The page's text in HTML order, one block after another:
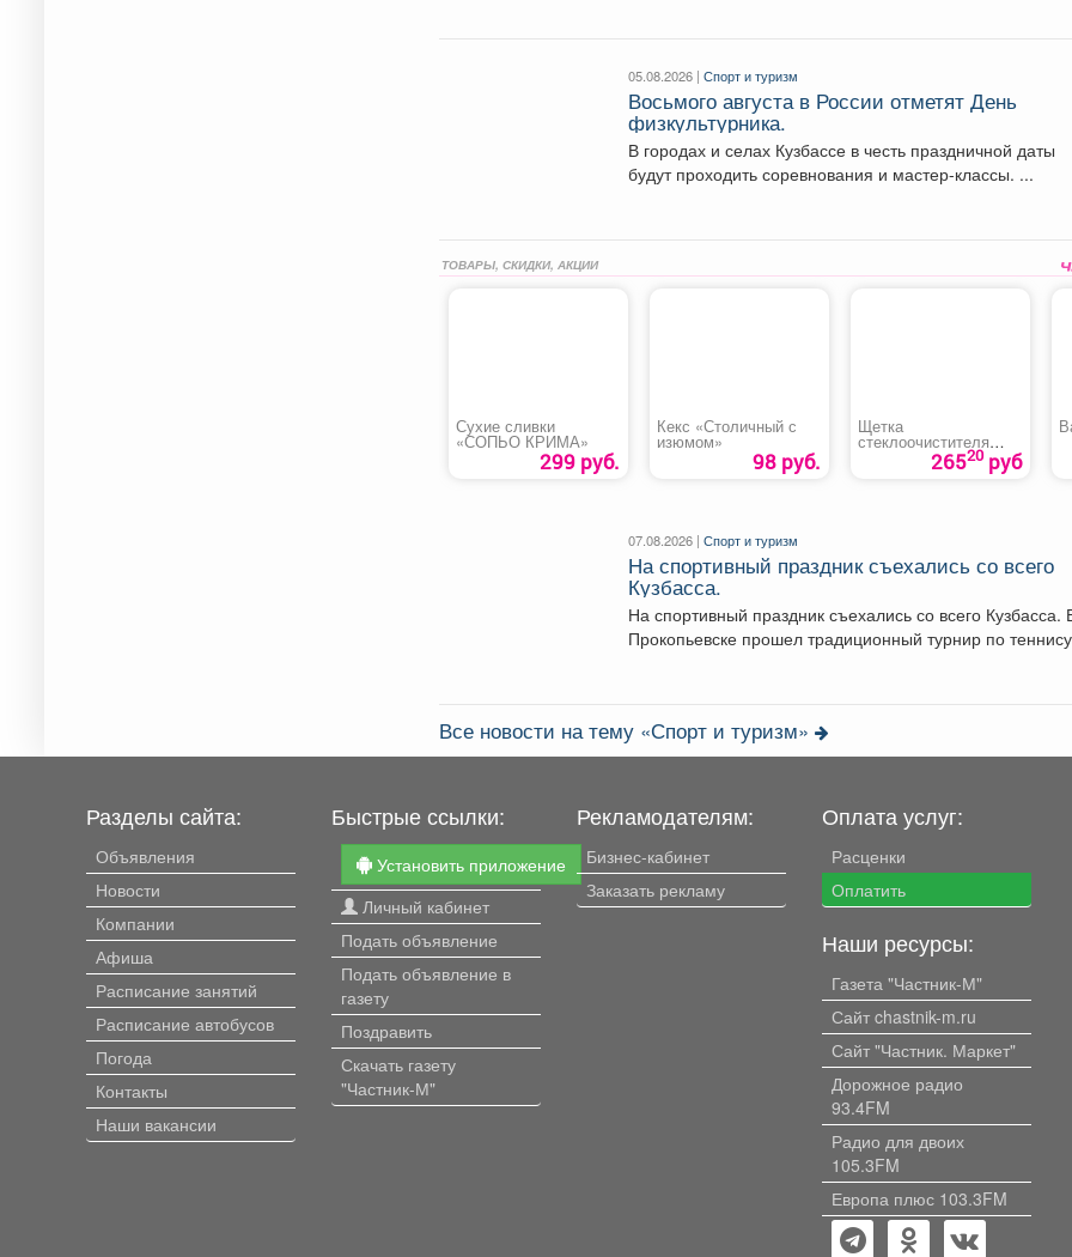
05.08.2026 |Спорт и туризм
Восьмого августа в России отметят День
физкультурника.
В городах и селах Кузбассе в честь праздничной даты
будут проходить соревнования и мастер-классы. ...
ТОВАРЫ, СКИДКИ, АКЦИИ
Сухие сливки
«СОПЬО КРИМА»
299 руб.
Кекс «Столичный с
изюмом»
98 руб.
Щетка
стеклоочистителя
бескаркасная
26520руб
07.08.2026 |Спорт и туризм
На спортивный праздник съехались со всего
Кузбасса.
На спортивный праздник съехались со всего Кузбасса.
Прокопьевске прошел традиционный турнир по
Все новости на тему «Спорт и туризм»
Разделы сайта:
Объявления
Новости
Компании
Афиша
Расписание занятий
Расписание автобусов
Погода
Контакты
Наши вакансии
Быстрые ссылки:
Установить приложение
Личный кабинет
Подать объявление
Подать объявление в
газету
Поздравить
Скачать газету
"Частник-М"
Рекламодателям:
Бизнес-кабинет
Заказать рекламу
Оплата услуг:
Расценки
Оплатить
Наши ресурсы:
Газета "Частник-М"
Сайт chastnik-m.ru
Сайт "Частник. Маркет"
Дорожное радио
93.4FM
Радио для двоих
105.3FM
Европа плюс 103.3FM